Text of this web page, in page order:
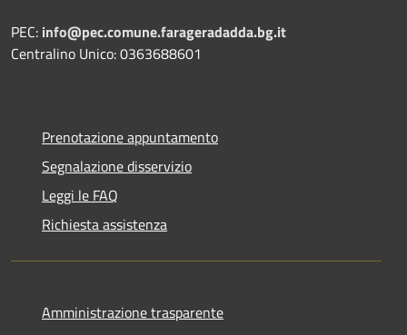
PEC: info@pec.comune.farageradadda.bg.it
Centralino Unico: 0363688601
Prenotazione appuntamento
Segnalazione disservizio
Leggi le FAQ
Richiesta assistenza
Amministrazione trasparente